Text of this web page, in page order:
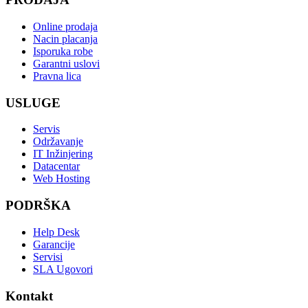
Online prodaja
Nacin placanja
Isporuka robe
Garantni uslovi
Pravna lica
USLUGE
Servis
Održavanje
IT Inžinjering
Datacentar
Web Hosting
PODRŠKA
Help Desk
Garancije
Servisi
SLA Ugovori
Kontakt